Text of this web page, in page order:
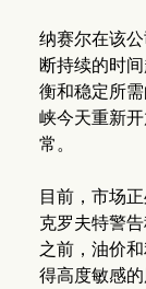
纳赛尔在该
断持续的时
衡和稳定所
峡今天重新
常。
目前，市场
克罗夫特警
之前，油价
得高度敏感的